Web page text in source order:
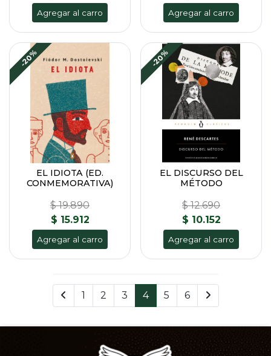
Agregar al carro Agregar al carro
-20%
EL IDIOTA (ED.
CONMEMORATIVA)
$ 19.890
$ 15.912
Agregar al carro
-20%
EL DISCURSO DEL
MÉTODO
$ 12.690
$ 10.152
Agregar al carro
1 2 3 4 5 6